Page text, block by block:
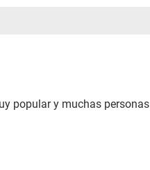
popular y muchas personas